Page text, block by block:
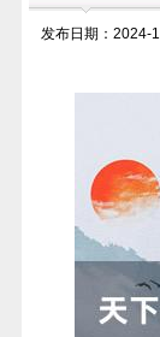
发布日期：